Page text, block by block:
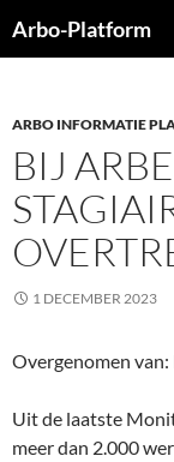
naar
Arbo-Platform
ARBO INFORMATIE
BIJ
1 DECEMBER 2023
Overgenomen
Uit de laatste
meer dan 2.000